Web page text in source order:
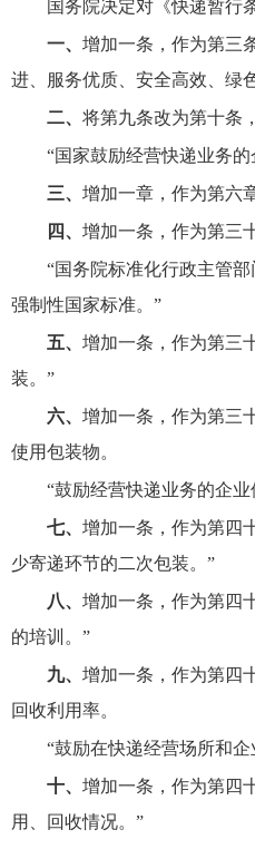
国务院决定对《快递暂行
一、 增加一条，作为第三
进、服务优质、安全高效、绿
二、 将第九条改为第十条
“国家鼓励经营快递业务
三、 增加一章，作为第六
四、 增加一条，作为第三
“国务院标准化行政主管
强制性国家标准。”
五、 增加一条，作为第三
装。”
六、 增加一条，作为第三
使用包装物。
“鼓励经营快递业务的企
七、 增加一条，作为第四
少寄递环节的二次包装。”
八、 增加一条，作为第四
的培训。”
九、 增加一条，作为第四
回收利用率。
“鼓励在快递经营场所和
十、 增加一条，作为第四
用、回收情况。”